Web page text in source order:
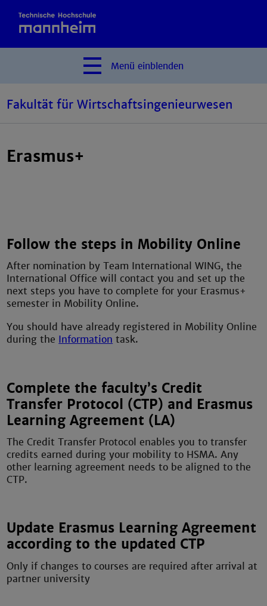
Menü einblenden
Fakultät für Wirtschaftsingenieurwesen
Erasmus+
Follow the steps in Mobility Online
After nomination by Team International WING, the
International Office will contact you and set up the
next steps you have to complete for your Erasmus+
semester in Mobility Online.
You should have already registered in Mobility Online
during the Information task.
Complete the faculty’s Credit
Transfer Protocol (CTP) and Erasmus
Learning Agreement (LA)
The Credit Transfer Protocol enables you to transfer
credits earned during your mobility to HSMA. Any
other learning agreement needs to be aligned to the
CTP.
Update Erasmus Learning Agreement
according to the updated CTP
Only if changes to courses are required after arrival at
partner university